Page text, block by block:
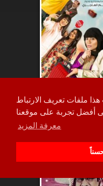
ملفات تعريف الارتباط
تجربة على موقعنا
معرفة المزيد
حصرياً